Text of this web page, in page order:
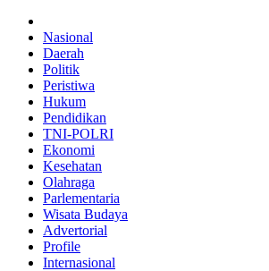
Nasional
Daerah
Politik
Peristiwa
Hukum
Pendidikan
TNI-POLRI
Ekonomi
Kesehatan
Olahraga
Parlementaria
Wisata Budaya
Advertorial
Profile
Internasional